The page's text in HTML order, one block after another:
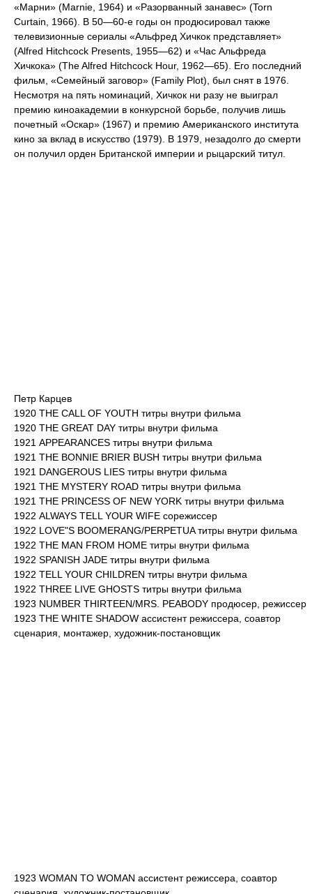
«Марни» (Marnie, 1964) и «Разорванный занавес» (Torn
Curtain, 1966). В 50—60-е годы он продюсировал также
телевизионные сериалы «Альфред Хичкок представляет»
(Alfred Hitchcock Presents, 1955—62) и «Час Альфреда
Хичкока» (The Alfred Hitchcock Hour, 1962—65). Его последний
фильм, «Семейный заговор» (Family Plot), был снят в 1976.
Несмотря на пять номинаций, Хичкок ни разу не выиграл
премию киноакадемии в конкурсной борьбе, получив лишь
почетный «Оскар» (1967) и премию Американского института
кино за вклад в искусство (1979). В 1979, незадолго до смерти
он получил орден Британской империи и рыцарский титул.
Петр Карцев
1920 THE CALL OF YOUTH титры внутри фильма
1920 THE GREAT DAY титры внутри фильма
1921 APPEARANCES титры внутри фильма
1921 THE BONNIE BRIER BUSH титры внутри фильма
1921 DANGEROUS LIES титры внутри фильма
1921 THE MYSTERY ROAD титры внутри фильма
1921 THE PRINCESS OF NEW YORK титры внутри фильма
1922 ALWAYS TELL YOUR WIFE сорежиссер
1922 LOVE"S BOOMERANG/PERPETUA титры внутри фильма
1922 THE MAN FROM HOME титры внутри фильма
1922 SPANISH JADE титры внутри фильма
1922 TELL YOUR CHILDREN титры внутри фильма
1922 THREE LIVE GHOSTS титры внутри фильма
1923 NUMBER THIRTEEN/MRS. PEABODY продюсер, режиссер
1923 THE WHITE SHADOW ассистент режиссера, соавтор
сценария, монтажер, художник-постановщик
1923 WOMAN TO WOMAN ассистент режиссера, соавтор